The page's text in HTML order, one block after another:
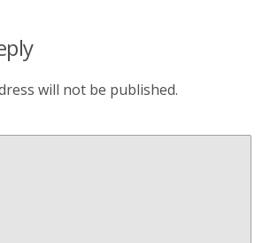
will not be published.